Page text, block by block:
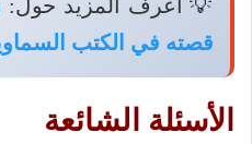
💡 اعرف المزيد حول:
قصته في الكتب
الأسئلة الشائعة